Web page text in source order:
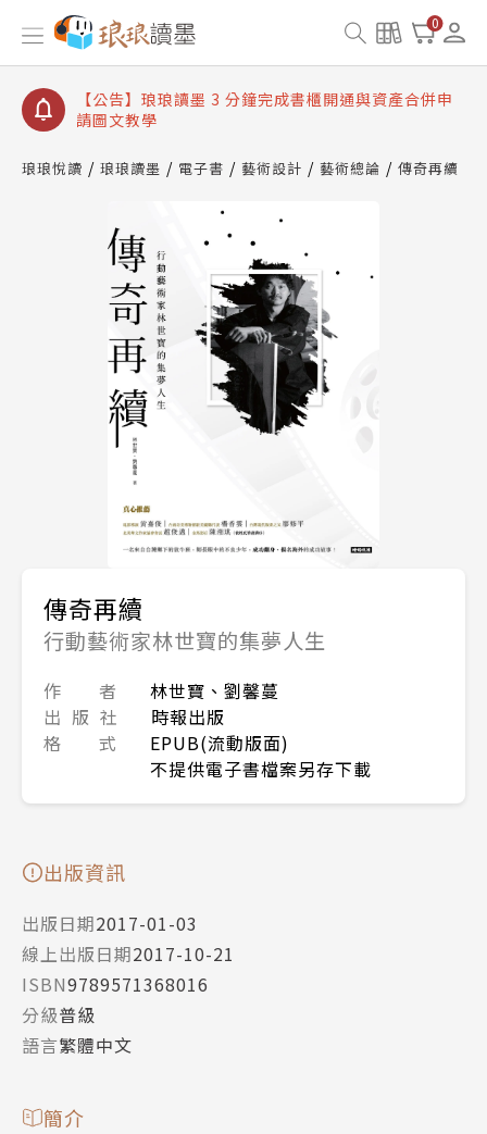
0
【公告】琅琅讀墨數位閱讀資產合併與書櫃開通申請
【公告】琅琅讀墨書櫃開通常見問題
【公告】琅琅讀墨 3 分鐘完成書櫃開通與資產合併申
請圖文教學
查詢
琅琅悅讀 琅琅讀墨 電子書 藝術設計 藝術總論 傳奇再續
傳奇再續
行動藝術家林世寶的集夢人生
作 者
林世寶、劉馨蔓
出 版 社
時報出版
格 式
EPUB(流動版面)
不提供電子書檔案另存下載
出版資訊
出版日期2017-01-03
線上出版日期2017-10-21
ISBN9789571368016
分級普級
語言繁體中文
簡介